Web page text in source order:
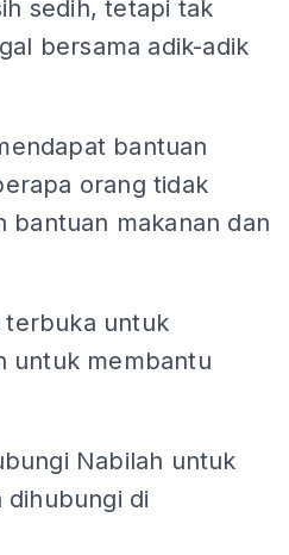
sedih, tetapi tak
bersama adik-adik
bantuan
orang tidak
bantuan makanan dan
terbuka untuk
untuk membantu
Nabilah untuk
di